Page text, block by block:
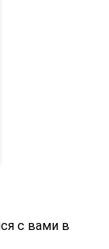
с вами в